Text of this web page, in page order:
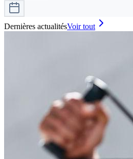
Dernières actualitésVoir tout